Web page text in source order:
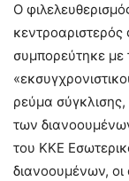
Ο
κεντροαριστερός
συμπορεύτηκε με
ρεύμα
των
του ΚΚΕ
διανοουμένων,